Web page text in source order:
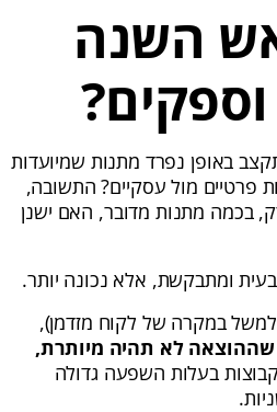
השנה
באופן נפרד מתנות שמיועדות
פרטיים מול עסקיים? התשובה,
בכמה מתנות מדובר, האם ישנן
ומתבקשת, אלא נכונה יותר.
במקרה של לקוח מזדמן),
לא תהיה מיותרת,
בעלות השפעה גדולה